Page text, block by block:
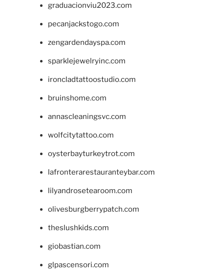
graduacionviu2023.com
pecanjackstogo.com
zengardendayspa.com
sparklejewelryinc.com
ironcladtattoostudio.com
bruinshome.com
annascleaningsvc.com
wolfcitytattoo.com
oysterbayturkeytrot.com
lafronterarestauranteybar.com
lilyandrosetearoom.com
olivesburgberrypatch.com
theslushkids.com
giobastian.com
glpascensori.com